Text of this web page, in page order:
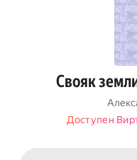
Свояк
Доступен